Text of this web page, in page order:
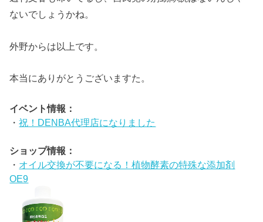
ないでしょうかね。
外野からは以上です。
本当にありがとうございますた。
イベント情報：
・祝！DENBA代理店になりました
ショップ情報：
・ オイル交換が不要になる！植物酵素の特殊な添加剤
OE9